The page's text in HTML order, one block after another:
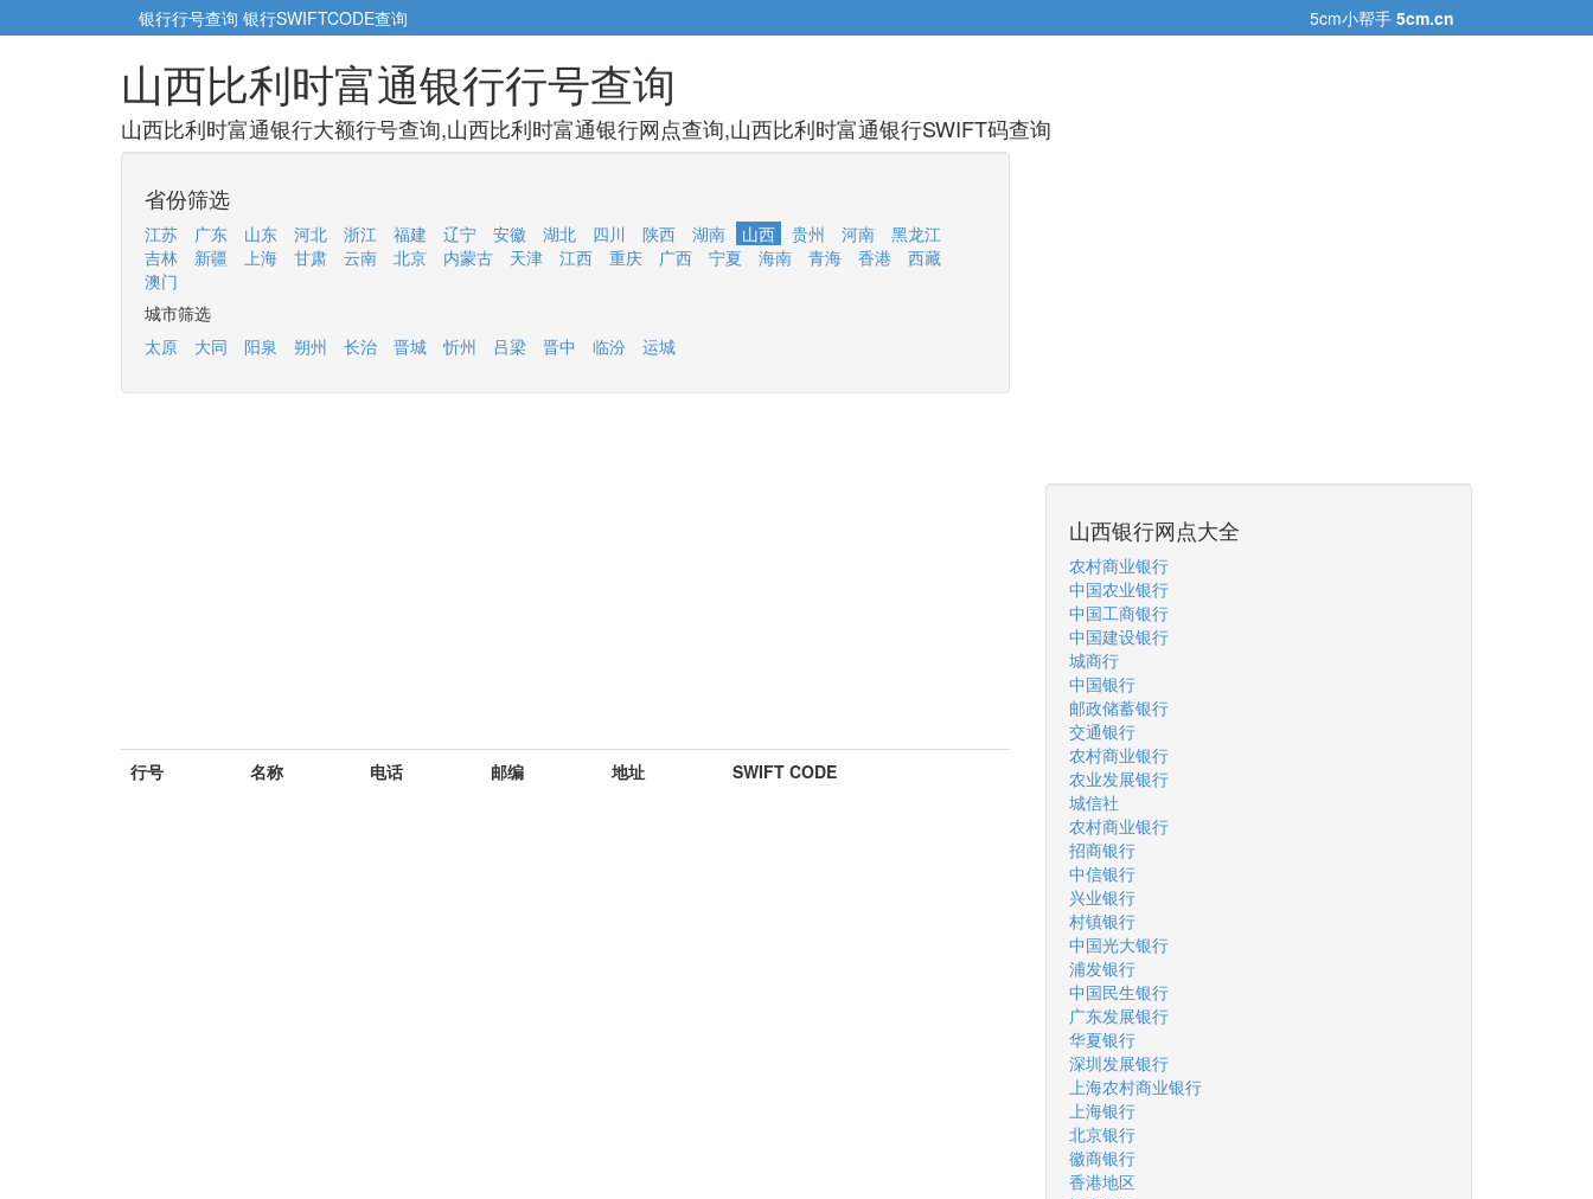
银行行号查询 银行SWIFTCODE查询 5cm小帮手 5cm.cn
山西比利时富通银行行号查询
山西比利时富通银行大额行号查询,山西比利时富通银行网点查询,山西比利时富通银行SWIFT码查询
省份筛选
江苏 广东 山东 河北 浙江 福建 辽宁 安徽 湖北 四川 陕西 湖南 山西 贵州 河南
黑龙江
吉林
新疆 上海 甘肃 云南 北京 内蒙古 天津 江西 重庆 广西 宁夏 海南 青海 香港
西藏
澳门
城市筛选
太原
大同 阳泉 朔州 长治 晋城 忻州 吕梁 晋中 临汾 运城
行号 名称 电话 邮编 地址 SWIFT CODE
山西银行网点大全
农村商业银行
中国农业银行
中国工商银行
中国建设银行
城商行
中国银行
邮政储蓄银行
交通银行
农村商业银行
农业发展银行
城信社
农村商业银行
招商银行
中信银行
兴业银行
村镇银行
中国光大银行
浦发银行
中国民生银行
广东发展银行
华夏银行
深圳发展银行
上海农村商业银行
上海银行
北京银行
徽商银行
香港地区